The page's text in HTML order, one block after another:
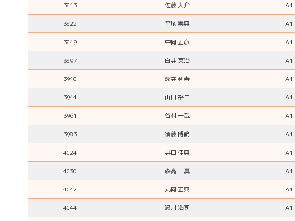
3813 佐藤 大介 A1
3822 平尾 崇典 A1
3849 中岡 正彦 A1
3897 白井 英治 A1
3918 深井 利寿 A1
3944 山口 裕二 A1
3961 谷村 一哉 A1
3983 須藤 博倫 A1
4024 井口 佳典 A1
4030 森高 一真 A1
4042 丸岡 正典 A1
4044 湯川 浩司 A1